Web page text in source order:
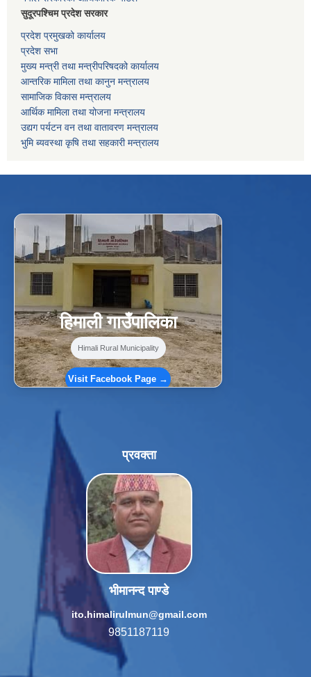
सुदूरपश्चिम प्रदेश सरकार
प्रदेश प्रमुखको कार्यालय
प्रदेश सभा
मुख्य मन्त्री तथा मन्त्रीपरिषदको कार्यालय
आन्तरिक मामिला तथा कानुन मन्त्रालय
सामाजिक विकास मन्त्रालय
आर्थिक मामिला तथा योजना मन्त्रालय
उद्यग पर्यटन वन तथा वातावरण मन्त्रालय
भुमि ब्यवस्था कृषि तथा सहकारी मन्त्रालय
f Facebook ⋯
हिमाली गाउँपालिका
Himali Rural Municipality
Visit Facebook Page →
प्रवक्ता
भीमानन्द पाण्डे
ito.himalirulmun@gmail.com
9851187119